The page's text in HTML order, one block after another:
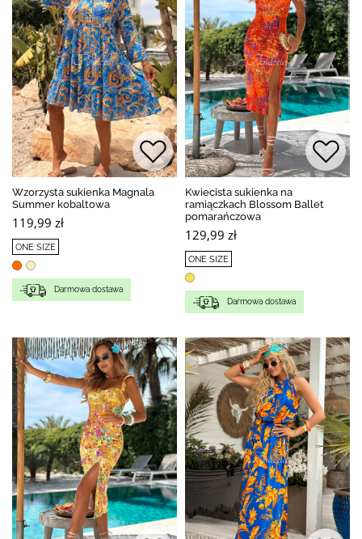
Wzorzysta sukienka Magnala
Summer kobaltowa
119,99 zł
ONE SIZE
Darmowa dostawa
Kwiecista sukienka na
ramiączkach Blossom Ballet
pomarańczowa
129,99 zł
ONE SIZE
Darmowa dostawa